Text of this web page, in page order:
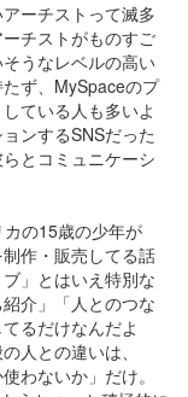
ーチストって滅多
チストがものすご
うなレベルの高い
ず、MySpaceのプ
ている人も多いよ
ンするSNSだった
とコミュニケーシ
の15歳の少年が
作・販売してる話
」とはいえ特別な
介」「人とのつな
るだけなんだよ
人との違いは、
わないか」だけ。